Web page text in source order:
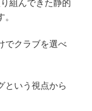
組んできた静的
でクラブを選べ
という視点から